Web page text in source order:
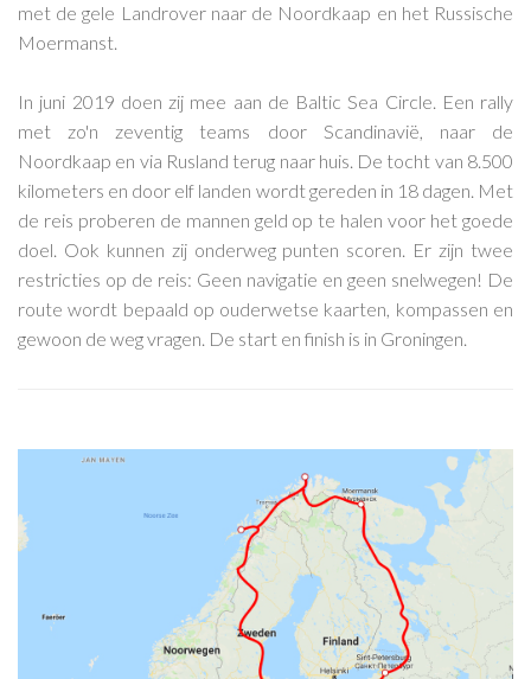
met de gele Landrover naar de Noordkaap en het Russische
Moermanst.
In juni 2019 doen zij mee aan de Baltic Sea Circle. Een rally
met zo'n zeventig teams door Scandinavië, naar de
Noordkaap en via Rusland terug naar huis. De tocht van 8.500
kilometers en door elf landen wordt gereden in 18 dagen. Met
de reis proberen de mannen geld op te halen voor het goede
doel. Ook kunnen zij onderweg punten scoren. Er zijn twee
restricties op de reis: Geen navigatie en geen snelwegen! De
route wordt bepaald op ouderwetse kaarten, kompassen en
gewoon de weg vragen. De start en finish is in Groningen.